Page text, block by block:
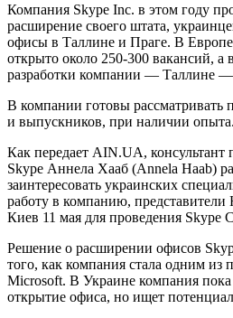
Компания Skype Inc. в этом году
расширение своего штата,
офисы в Таллине и Праге. В
открыто около 250-300 вакансий, а
разработки компании — Таллине —
В компании готовы рассматривать
и выпускников, при наличии опыта.
Как передает AIN.UA, консультант
Skype Аннела Хааб (Annela Haab)
заинтересовать украинских
работу в компанию,
Киев 11 мая для проведения Skype
Решение о расширении офисов
того, как компания стала одним из
Microsoft. В Украине компания пока
открытие офиса, но ищет